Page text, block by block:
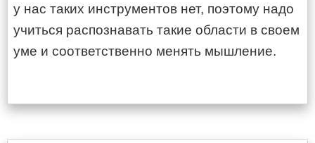
у нас таких инструментов нет, поэтому надо
учиться распознавать такие области в своем
уме и соответственно менять мышление.